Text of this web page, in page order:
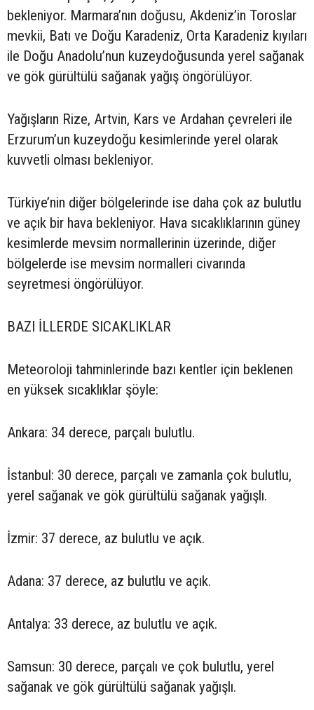
bekleniyor. Marmara’nın doğusu, Akdeniz’in Toroslar
mevkii, Batı ve Doğu Karadeniz, Orta Karadeniz kıyıları
ile Doğu Anadolu’nun kuzeydoğusunda yerel sağanak
ve gök gürültülü sağanak yağış öngörülüyor.
Yağışların Rize, Artvin, Kars ve Ardahan çevreleri ile
Erzurum’un kuzeydoğu kesimlerinde yerel olarak
kuvvetli olması bekleniyor.
Türkiye’nin diğer bölgelerinde ise daha çok az bulutlu
ve açık bir hava bekleniyor. Hava sıcaklıklarının güney
kesimlerde mevsim normallerinin üzerinde, diğer
bölgelerde ise mevsim normalleri civarında
seyretmesi öngörülüyor.
BAZI İLLERDE SICAKLIKLAR
Meteoroloji tahminlerinde bazı kentler için beklenen
en yüksek sıcaklıklar şöyle:
Ankara: 34 derece, parçalı bulutlu.
İstanbul: 30 derece, parçalı ve zamanla çok bulutlu,
yerel sağanak ve gök gürültülü sağanak yağışlı.
İzmir: 37 derece, az bulutlu ve açık.
Adana: 37 derece, az bulutlu ve açık.
Antalya: 33 derece, az bulutlu ve açık.
Samsun: 30 derece, parçalı ve çok bulutlu, yerel
sağanak ve gök gürültülü sağanak yağışlı.